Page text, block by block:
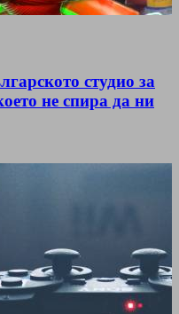
студио за
не спира да ни